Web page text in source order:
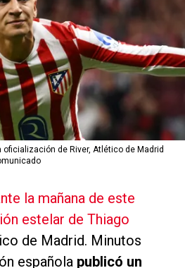
oficialización de River, Atlético de Madrid
la mañana de este
estelar de Thiago
de Madrid. Minutos
española publicó un